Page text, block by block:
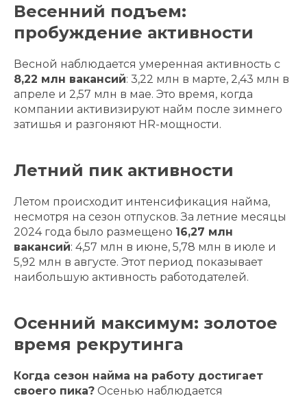
Весенний подъем:
пробуждение активности
Весной наблюдается умеренная активность с
8,22 млн вакансий: 3,22 млн в марте, 2,43 млн в
апреле и 2,57 млн в мае. Это время, когда
компании активизируют найм после зимнего
затишья и разгоняют HR-мощности.
Летний пик активности
Летом происходит интенсификация найма,
несмотря на сезон отпусков. За летние месяцы
2024 года было размещено 16,27 млн
вакансий: 4,57 млн в июне, 5,78 млн в июле и
5,92 млн в августе. Этот период показывает
наибольшую активность работодателей.
Осенний максимум: золотое
время рекрутинга
Когда сезон найма на работу достигает
своего пика? Осенью наблюдается